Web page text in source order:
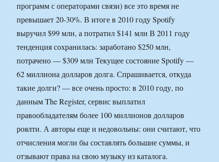
программ с операторами связи) все это время не
превышает 20-30%. В итоге в 2010 году Spotify
выручил $99 млн, а потратил $141 млн В 2011 году
тенденция сохранилась: заработано $250 млн,
потрачено — $309 млн Текущее состояние Spotify —
62 миллиона долларов долга. Спрашивается, откуда
такие долги? — все очень просто: в 2010 году, по
данным The Register, сервис выплатил
правообладателям более 100 миллионов долларов
роялти. А авторы еще и недовольны: они считают, что
отчисления могли бы составлять большие суммы, и
отзывают права на свою музыку из каталога.